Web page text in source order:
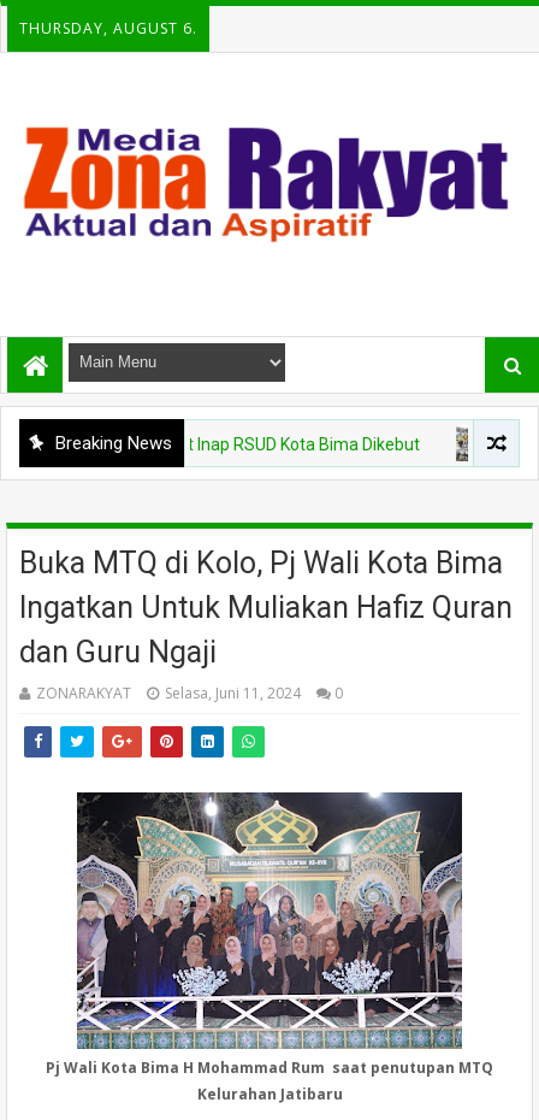
THURSDAY, AUGUST 6.
Breaking News
Rawat Inap RSUD Kota Bima Dikebut PEMKOT BIMA
Buka MTQ di Kolo, Pj Wali Kota Bima
Ingatkan Untuk Muliakan Hafiz Quran
dan Guru Ngaji
ZONARAKYAT Selasa, Juni 11, 2024 0
Pj Wali Kota Bima H Mohammad Rum saat penutupan MTQ
Kelurahan Jatibaru